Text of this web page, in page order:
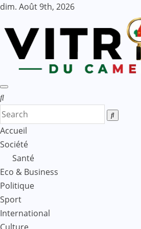
Skip
content
dim. Août 9th, 2026
Accueil
Société
Santé
Eco & Business
Politique
Sport
International